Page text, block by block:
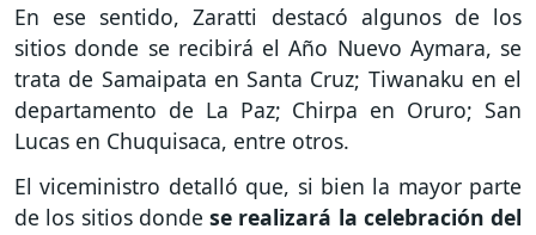
En ese sentido, Zaratti destacó algunos de los
sitios donde se recibirá el Año Nuevo Aymara, se
trata de Samaipata en Santa Cruz; Tiwanaku en el
departamento de La Paz; Chirpa en Oruro; San
Lucas en Chuquisaca, entre otros.
El viceministro detalló que, si bien la mayor parte
de los sitios donde se realizará la celebración del